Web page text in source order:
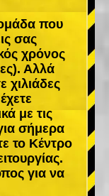
που
σας
χρόνος
Αλλά
χιλιάδες
με τις
σήμερα
το Κέντρο
για να